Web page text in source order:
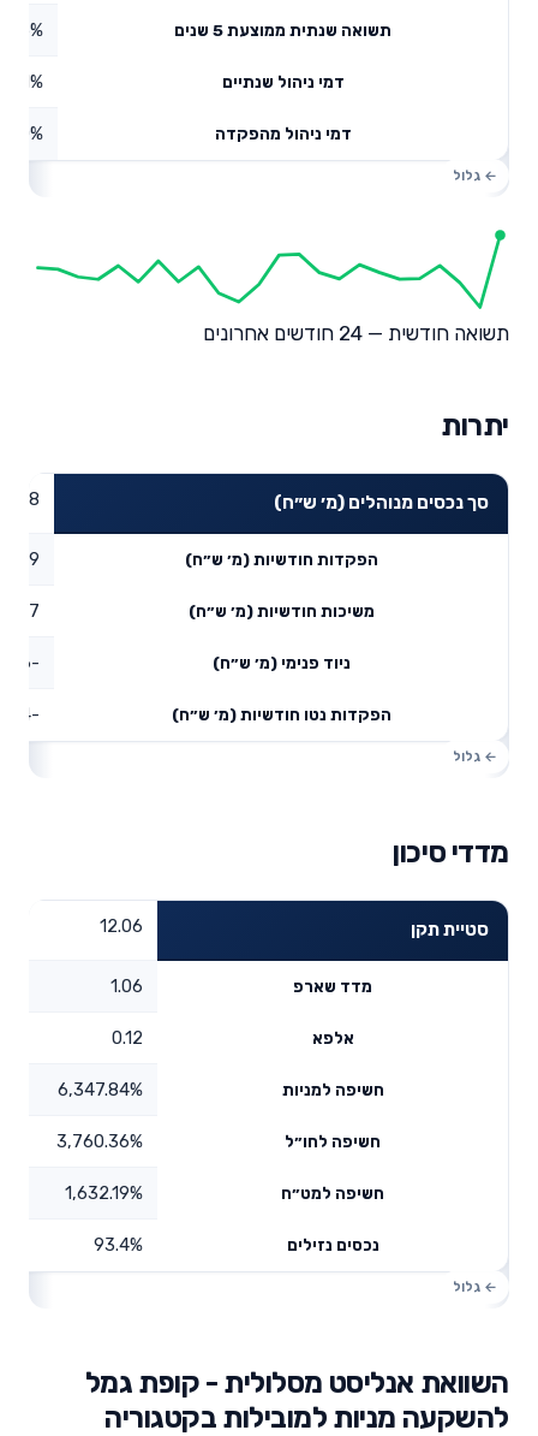
תשואה שנתית ממוצעת 5 שנים
דמי ניהול שנתיים
דמי ניהול מהפקדה 0%
תשואה חודשית — 24 חודשים אחרונים
יתרות
סך נכסים מנוהלים (מ׳ ש״ח)
הפקדות חודשיות (מ׳ ש״ח)
משיכות חודשיות (מ׳ ש״ח)
ניוד פנימי (מ׳ ש״ח) -77.26
הפקדות נטו חודשיות (מ׳ ש״ח) -25.64
מדדי סיכון
סטיית תקן 12.06
מדד שארפ 1.06
אלפא 0.12
חשיפה למניות 6,347.84%
חשיפה לחו״ל 3,760.36%
חשיפה למט״ח 1,632.19%
נכסים נזילים 93.4%
השוואת אנליסט מסלולית - קופת גמל
להשקעה מניות למובילות בקטגוריה